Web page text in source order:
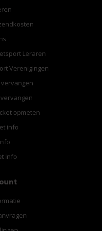
Leraren
Verenigingen
opmeten
info
Info